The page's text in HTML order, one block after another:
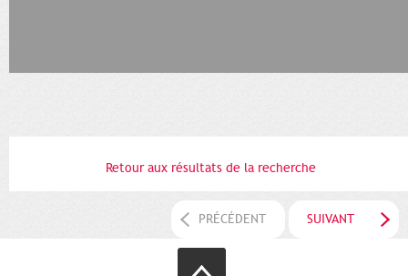
Retour aux résultats de la recherche
PRÉCÉDENT SUIVANT